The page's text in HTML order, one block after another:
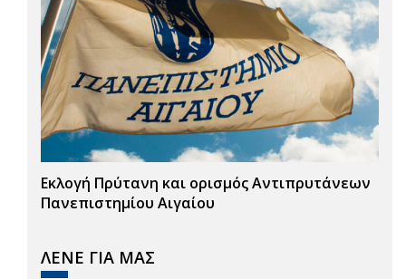
Εκλογή Πρύτανη και ορισμός Αντιπρυτάνεων
Πανεπιστημίου Αιγαίου
ΛΕΝΕ ΓΙΑ ΜΑΣ